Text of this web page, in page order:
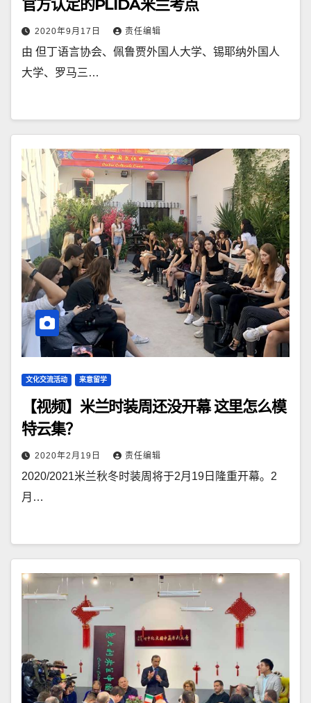
官方认定的PLIDA米兰考点
2020年9月17日 责任编辑
由 但丁语言协会、佩鲁贾外国人大学、锡耶纳外国人
大学、罗马三…
文化交流活动 来意留学
【视频】米兰时装周还没开幕 这里怎么模
特云集？
2020年2月19日 责任编辑
2020/2021米兰秋冬时装周将于2月19日隆重开幕。2
月…